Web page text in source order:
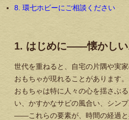
8. 環七ホビーにご相談ください
1. はじめに——懐かしい
世代を重ねると、自宅の片隅や実
おもちゃが現れることがあります
おもちゃは特に人々の心を揺さぶ
い、かすかなサビの風合い、シン
——これらの要素が、時間の経過と